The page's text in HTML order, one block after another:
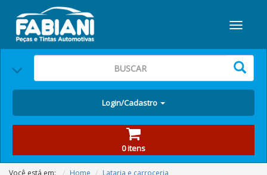
Login/Cadastro
0 itens
Você está em: Home
Lataria e carroceria